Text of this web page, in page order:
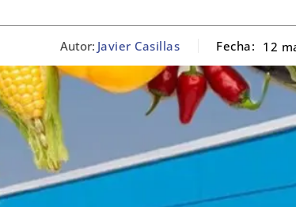
Autor: Javier Casillas Fecha: 12